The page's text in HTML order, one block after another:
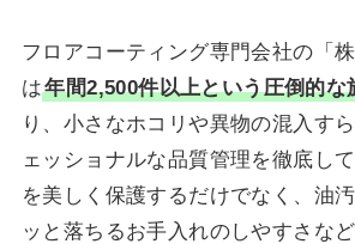
フロアコーティング専門会社の「株
は年間2,500件以上という圧倒的な
り、小さなホコリや異物の混入す
ェッショナルな品質管理を徹底し
を美しく保護するだけでなく、油
ッと落ちるお手入れのしやすさな